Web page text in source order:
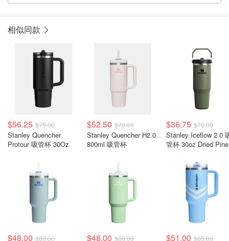
相似同款
$56.25 $75.00
Stanley Quencher
Protour 吸管杯 30Oz
$52.50 $70.00
Stanley Quencher H2.0
800ml 吸管杯
$36.75 $70.00
Stanley Iceflow 2.0 吸
管杯 30oz Dried Pine
$48.00 $80.00 $48.00 $80.00 $51.00 $85.00